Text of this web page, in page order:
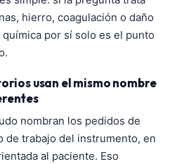
hierro, coagulación o daño
por sí solo es el punto
usan el mismo nombre
nombran los pedidos de
de trabajo del instrumento, en
al paciente. Eso